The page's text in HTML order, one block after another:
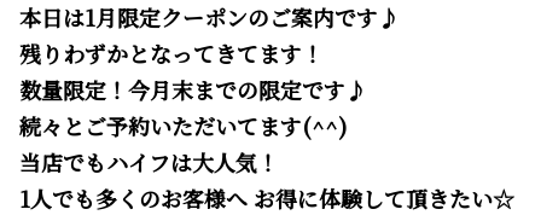
本日は1月限定クーポンのご案内です♪
残りわずかとなってきてます！
数量限定！今月末までの限定です♪
続々とご予約いただいてます(^^)
当店でもハイフは大人気！
1人でも多くのお客様へ お得に体験して頂きたい☆